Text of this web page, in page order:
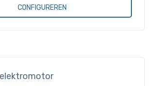
CONFIGUREREN